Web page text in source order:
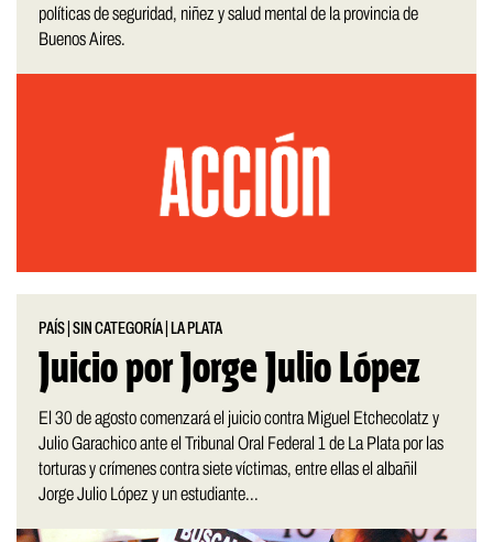
políticas de seguridad, niñez y salud mental de la provincia de
Buenos Aires.
PAÍS |SIN CATEGORÍA LA PLATA
Juicio por Jorge Julio López
El 30 de agosto comenzará el juicio contra Miguel Etchecolatz y
Julio Garachico ante el Tribunal Oral Federal 1 de La Plata por las
torturas y crímenes contra siete víctimas, entre ellas el albañil
Jorge Julio López y un estudiante...